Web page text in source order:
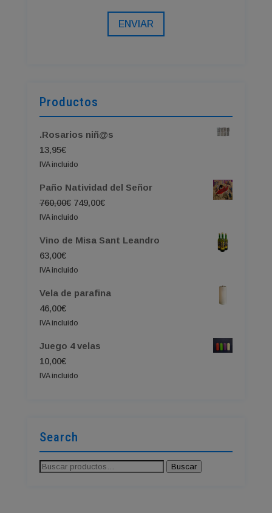
ENVIAR
Productos
.Rosarios niñ@s
13,95€
IVA incluido
Paño Natividad del Señor
760,00€ El
precio
749,00€El
IVA incluido
Vino de Misa Sant Leandro
63,00€
IVA incluido
Vela de parafina
46,00€
IVA incluido
Juego 4 velas
10,00€
IVA incluido
Search
Buscar
Buscar